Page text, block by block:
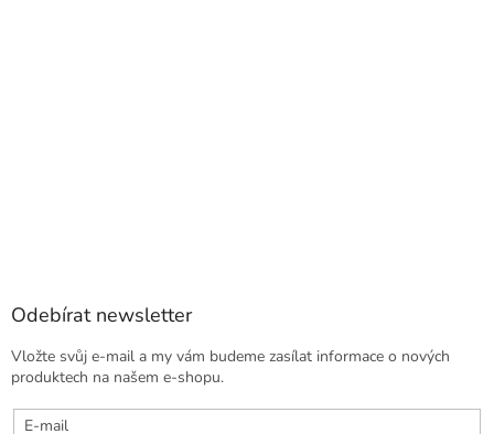
Odebírat newsletter
Vložte svůj e-mail a my vám budeme zasílat informace o nových
produktech na našem e-shopu.
E-mail